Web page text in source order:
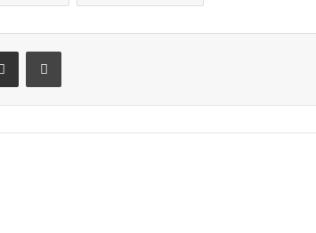
Megosztás email-ben Nyomtatás